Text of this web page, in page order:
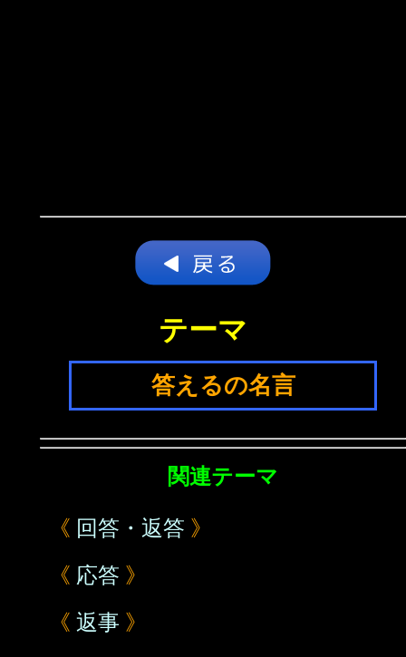
テーマ
答えるの名言
関連テーマ
《 回答・返答 》
《 応答 》
《 返事 》